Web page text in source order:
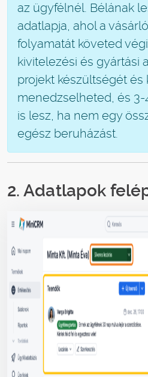
az ügyfélnél. Bélának
adatlapja, ahol a
folyamatát követed
kivitelezési és gyártási
projekt készültségét és
menedzselheted, és 3-
is lesz, ha nem egy
egész beruházást.
2. Adatlapok